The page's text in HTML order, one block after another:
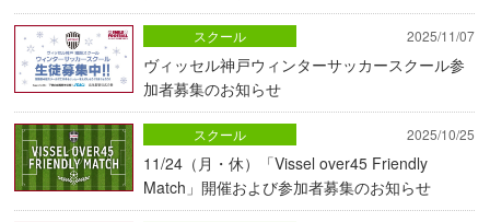
2025/11/07
ヴィッセル神戸ウィンターサッカースクール参
加者募集のお知らせ
スクール
2025/10/25
11/24（月・休）「Vissel over45 Friendly
Match」開催および参加者募集のお知らせ
スクール